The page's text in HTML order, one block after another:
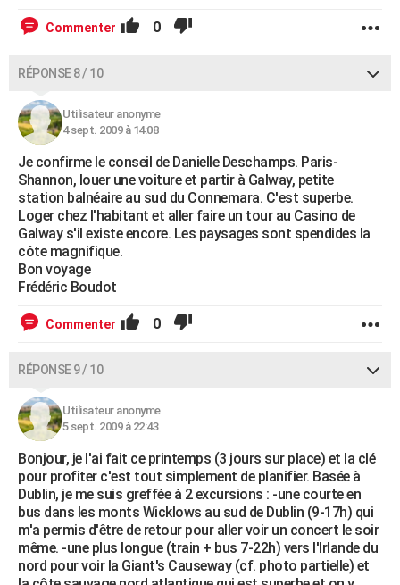
Commenter 0
RÉPONSE 8 / 10
Utilisateur anonyme
4 sept. 2009 à 14:08
Je confirme le conseil de Danielle Deschamps. Paris-
Shannon, louer une voiture et partir à Galway, petite
station balnéaire au sud du Connemara. C'est superbe.
Loger chez l'habitant et aller faire un tour au Casino de
Galway s'il existe encore. Les paysages sont spendides la
côte magnifique.
Bon voyage
Frédéric Boudot
Commenter 0
RÉPONSE 9 / 10
Utilisateur anonyme
5 sept. 2009 à 22:43
Bonjour, je l'ai fait ce printemps (3 jours sur place) et la clé
pour profiter c'est tout simplement de planifier. Basée à
Dublin, je me suis greffée à 2 excursions : -une courte en
bus dans les monts Wicklows au sud de Dublin (9-17h) qui
m'a permis d'être de retour pour aller voir un concert le soir
même. -une plus longue (train + bus 7-22h) vers l'Irlande du
nord pour voir la Giant's Causeway (cf. photo partielle) et